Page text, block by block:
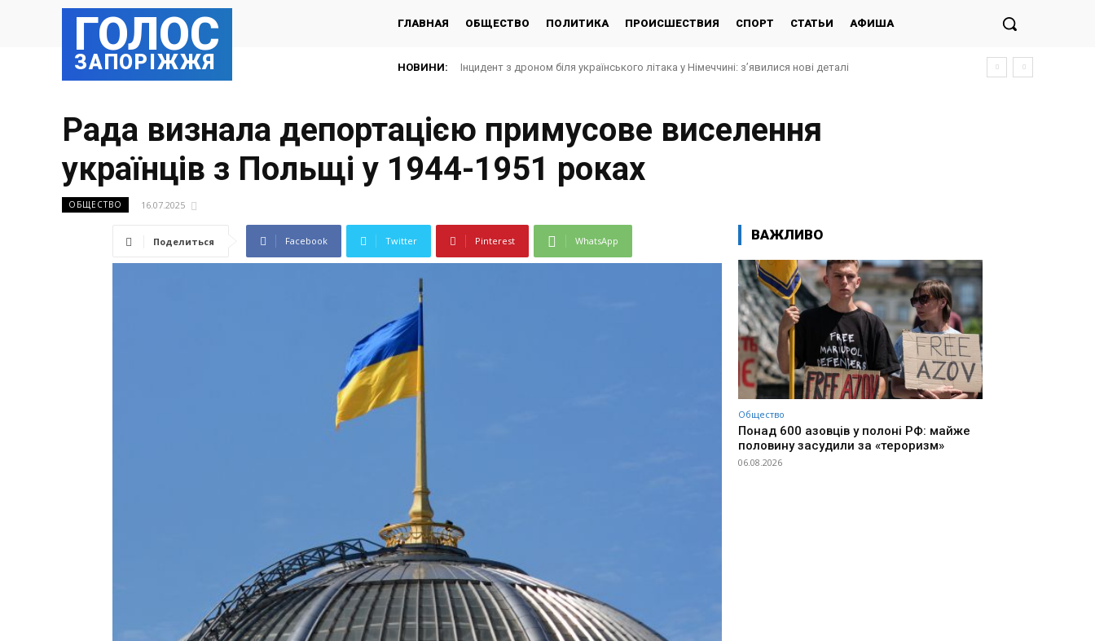
ГОЛОС
ЗАПОРІЖЖЯ
ГЛАВНАЯ ОБЩЕСТВО ПОЛИТИКА ПРОИСШЕСТВИЯ СПОРТ СТАТЬИ АФИША
НОВИНИ: Інцидент з дроном біля українського літака у Німеччині: з’явилися нові деталі
Рада визнала депортацією примусове виселення
українців з Польщі у 1944-1951 роках
ОБЩЕСТВО 16.07.2025
Поделиться Facebook Twitter Pinterest WhatsApp ВАЖЛИВО
Общество
Понад 600 азовців у полоні РФ: майже
половину засудили за «тероризм»
06.08.2026